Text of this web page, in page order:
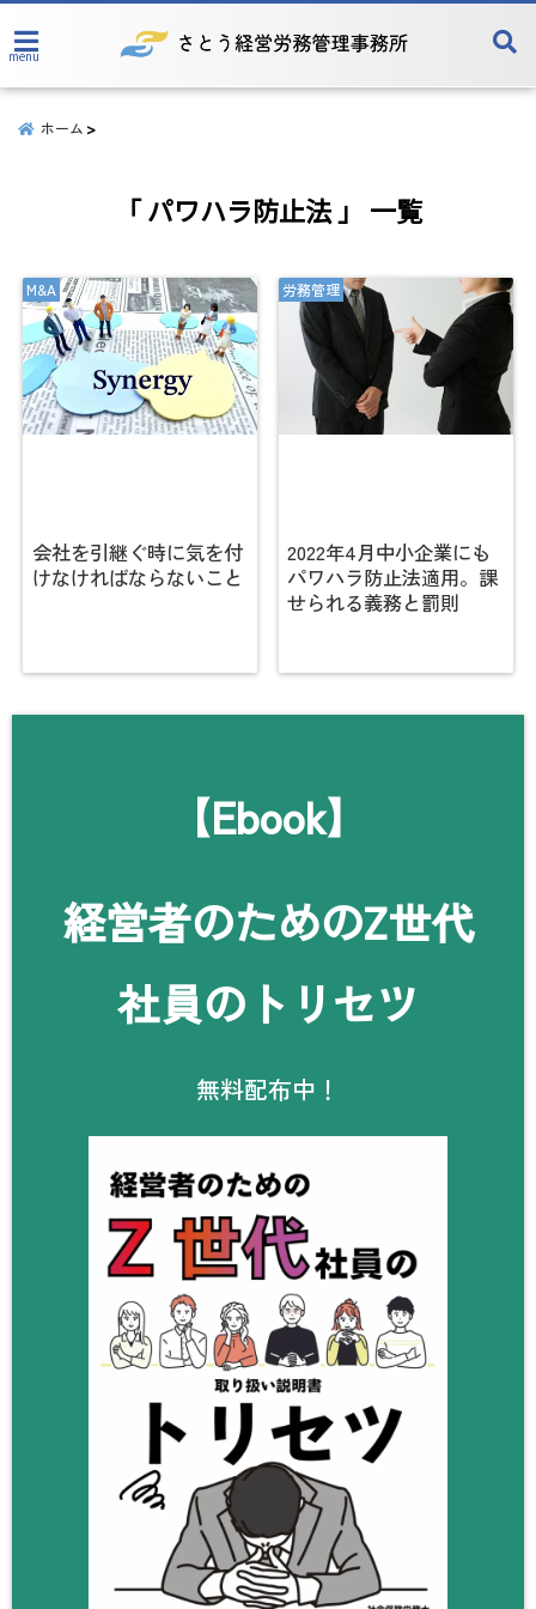
menu
ホーム
「 パワハラ防止法 」 一覧
M&A
会社を引継ぐ時に気を付
けなければならないこと
労務管理
2022年4月中小企業にも
パワハラ防止法適用。課
せられる義務と罰則
【Ebook】
経営者のためのZ世代
社員のトリセツ
無料配布中！